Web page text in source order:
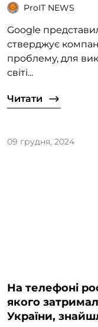
ProIT NEWS
Google
стверджує
проблему, для
світі...
Читати
09 грудня, 2024
На телефоні
якого
України,